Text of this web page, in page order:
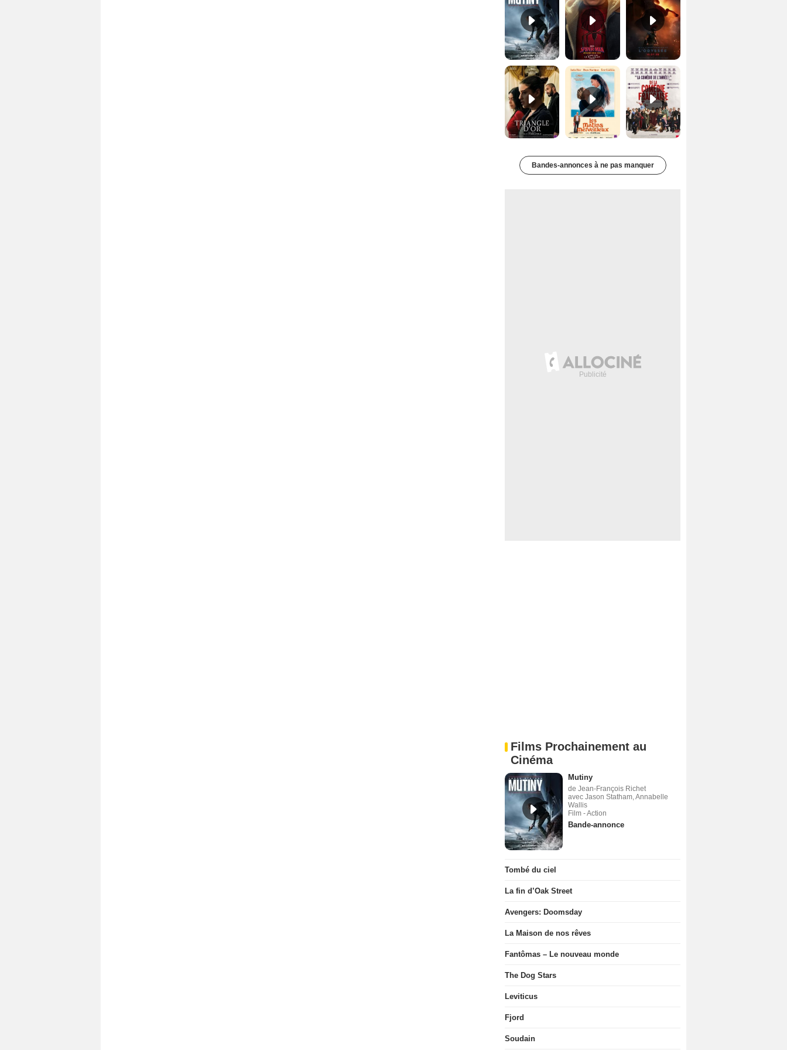
Le Triangle d'or Bande-annonce VF De la Comédie-Française Teaser VF
Bandes-annonces à ne pas manquer
Films Prochainement au
Cinéma
Mutiny
de Jean-François Richet
avec Jason Statham, Annabelle
Wallis
Film - Action
Bande-annonce
Tombé du ciel
La fin d’Oak Street
Avengers: Doomsday
La Maison de nos rêves
Fantômas – Le nouveau monde
The Dog Stars
Leviticus
Fjord
Soudain